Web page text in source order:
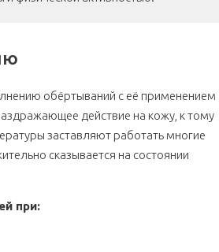
обёртываний с её применением
действие на кожу, к тому
заставляют работать многие
сказывается на состоянии
при: